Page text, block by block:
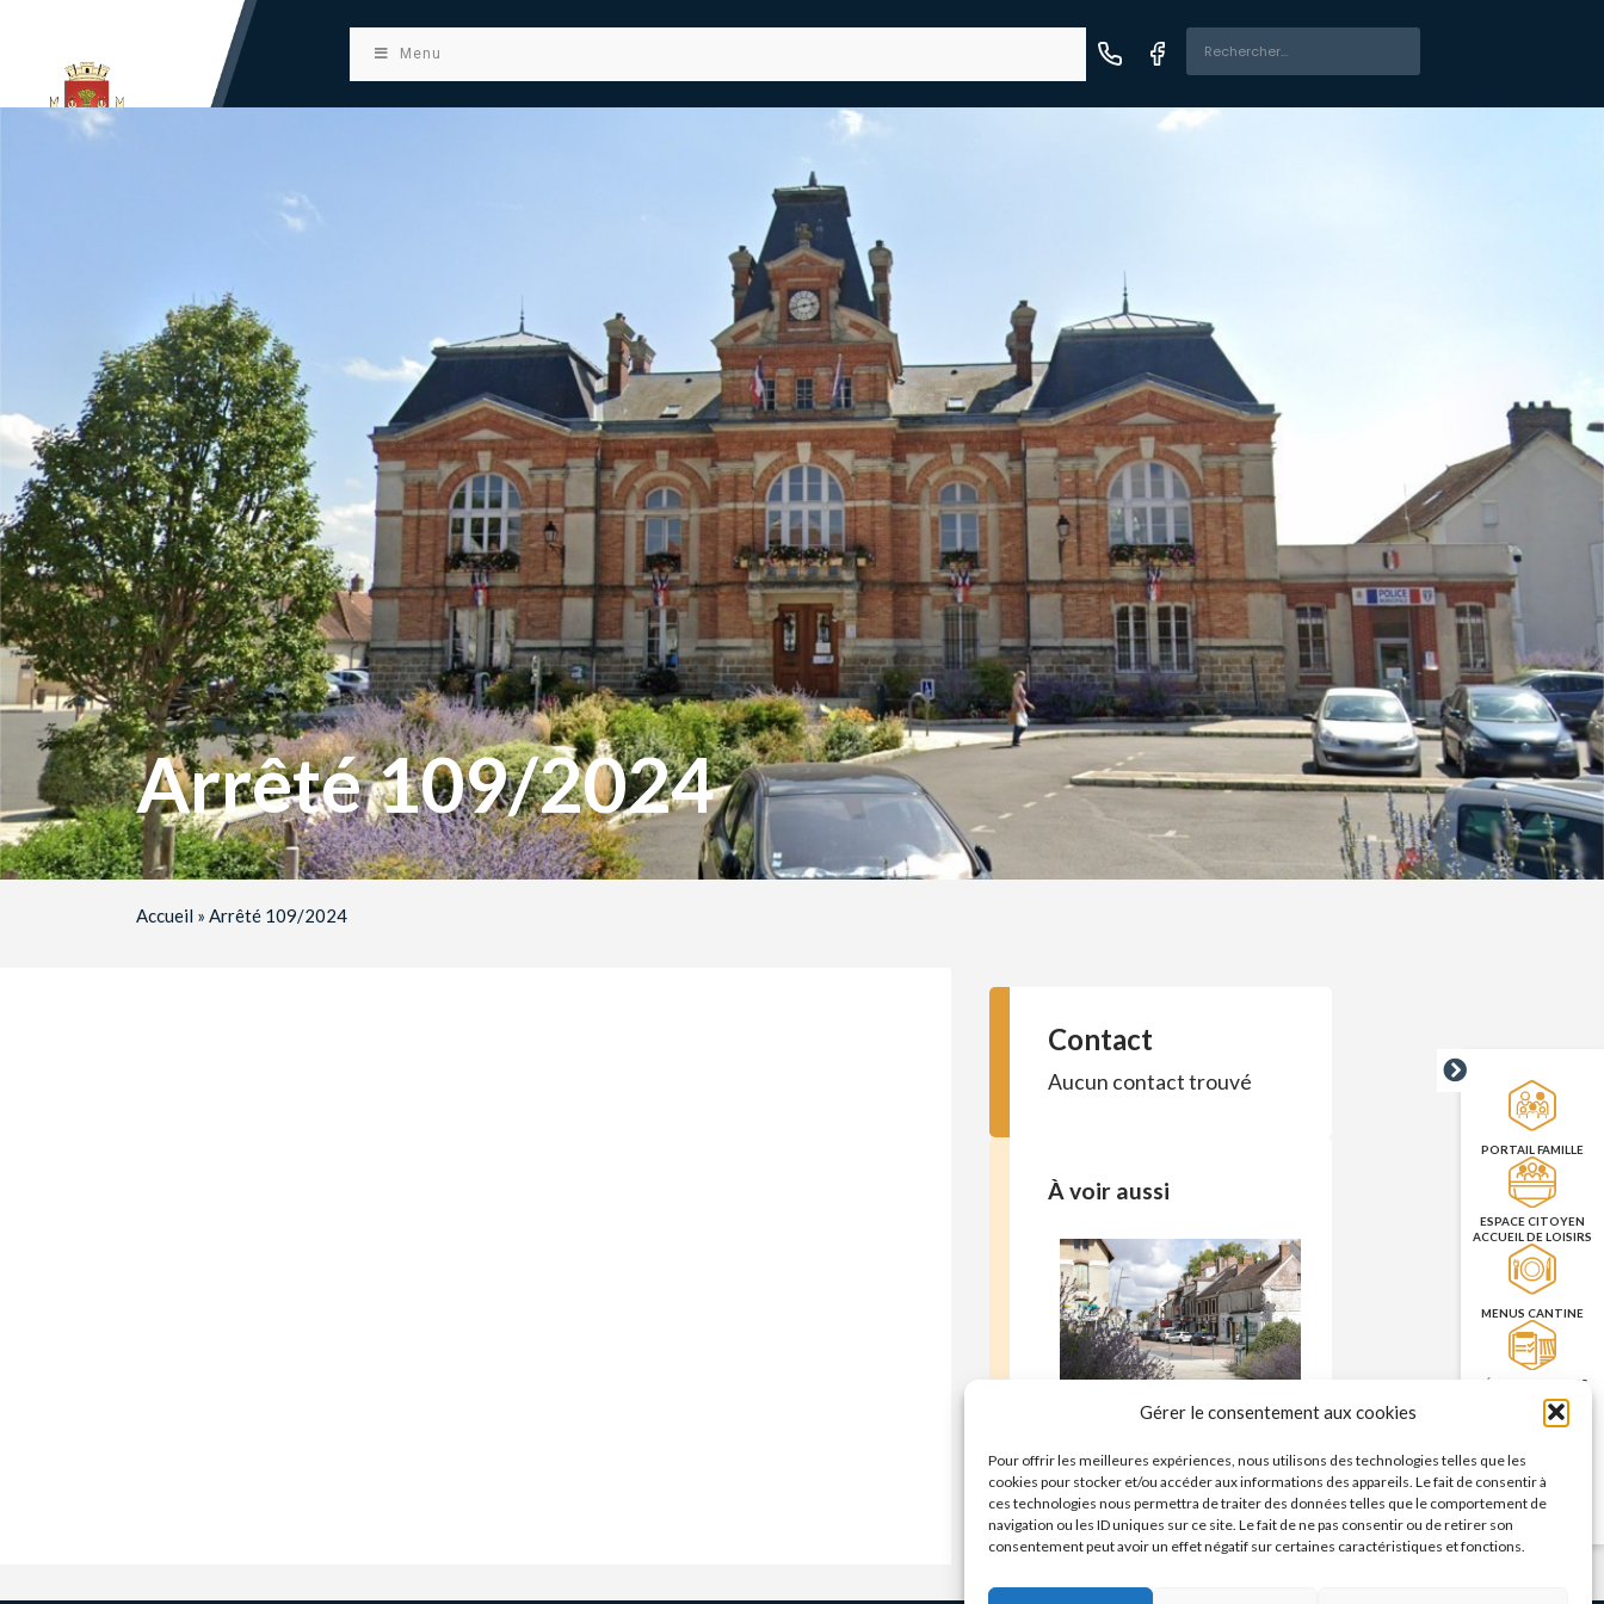
Gérer le consentement aux cookies
Pour offrir les meilleures expériences, nous utilisons des technologies telles que les
cookies pour stocker et/ou accéder aux informations des appareils. Le fait de consentir à
ces technologies nous permettra de traiter des données telles que le comportement de
navigation ou les ID uniques sur ce site. Le fait de ne pas consentir ou de retirer son
consentement peut avoir un effet négatif sur certaines caractéristiques et fonctions.
Menu
PORTAIL FAMILLE
ESPACE CITOYEN
ACCUEIL DE LOISIRS
MENUS CANTINE
RÉSERVATION DES
SALLES
PRISE DE RENDEZ-
CNI/PASSEPORT
Arrêté 109/2024
Accueil »Arrêté 109/2024
Contact
Aucun contact trouvé
À voir aussi
Commerces – enseignes